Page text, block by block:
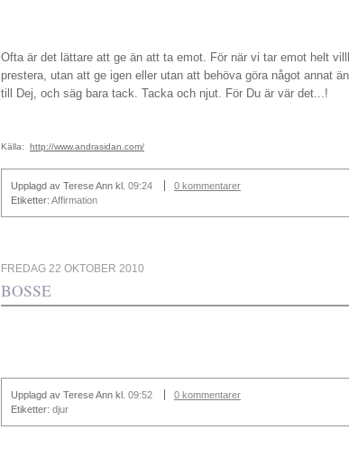
Ofta är det lättare att ge än att ta emot. För när vi tar emot helt
prestera, utan att ge igen eller utan att behöva göra något annat
till Dej, och säg bara tack. Tacka och njut. För Du är vär det...!
Källa: http://www.andrasidan.com/
Upplagd av Terese Ann kl. 09:24
0 kommentarer
Etiketter: Affirmation
FREDAG 22 OKTOBER 2010
BOSSE
Upplagd av Terese Ann kl. 09:52
0 kommentarer
Etiketter: djur